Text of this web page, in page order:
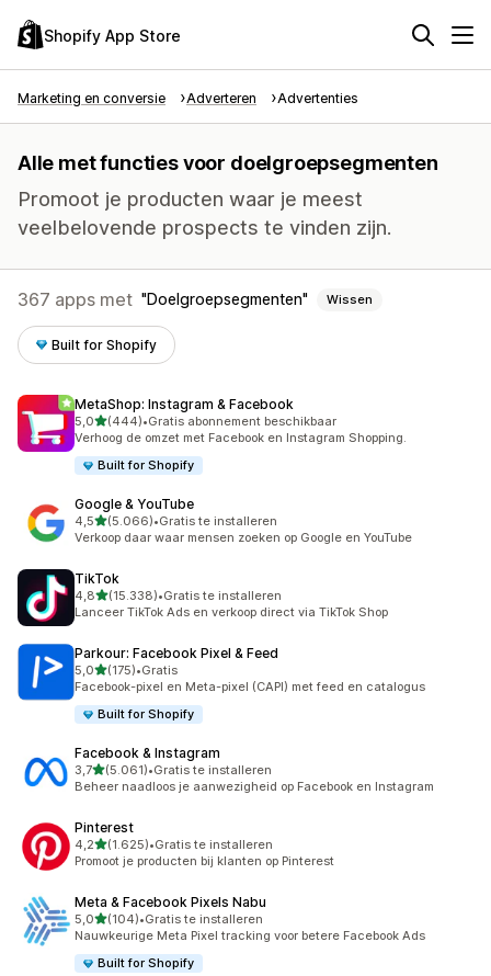
Shopify App Store
Marketing en conversie Adverteren Advertenties
Alle met functies voor doelgroepsegmenten
Promoot je producten waar je meest
veelbelovende prospects te vinden zijn.
367 apps met Doelgroepsegmenten Wissen
Built for Shopify
MetaShop: Instagram & Facebook
5,0van 5 sterren
(444)
444 recensies in totaal
•Gratis abonnement beschikbaar
Verhoog de omzet met Facebook en Instagram Shopping.
Built for Shopify
Google & YouTube
4,5van 5 sterren
(5.066)
5066 recensies in totaal
•Gratis te installeren
Verkoop daar waar mensen zoeken op Google en YouTube
TikTok
4,8van 5 sterren
(15.338)
15338 recensies in totaal
•Gratis te installeren
Lanceer TikTok Ads en verkoop direct via TikTok Shop
Parkour: Facebook Pixel & Feed
5,0van 5 sterren
(175)
175 recensies in totaal
•Gratis
Facebook-pixel en Meta-pixel (CAPI) met feed en catalogus
Built for Shopify
Facebook & Instagram
3,7van 5 sterren
(5.061)
5061 recensies in totaal
•Gratis te installeren
Beheer naadloos je aanwezigheid op Facebook en Instagram
Pinterest
4,2van 5 sterren
(1.625)
1625 recensies in totaal
•Gratis te installeren
Promoot je producten bij klanten op Pinterest
Meta & Facebook Pixels Nabu
5,0van 5 sterren
(104)
104 recensies in totaal
•Gratis te installeren
Nauwkeurige Meta Pixel tracking voor betere Facebook Ads
Built for Shopify